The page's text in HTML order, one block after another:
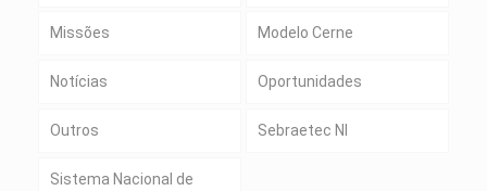
Missões Modelo Cerne
Notícias Oportunidades
Outros Sebraetec NI
Sistema Nacional de